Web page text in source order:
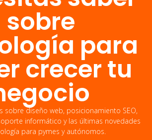
sobre
para
crecer tu
sobre diseño web, posicionamiento SEO,
informático y las últimas novedades
para pymes y autónomos.